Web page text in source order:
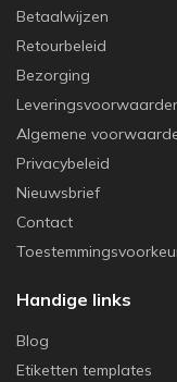
Betaalwijzen
Retourbeleid
Bezorging
Algemene
Privacybeleid
Nieuwsbrief
Contact
Handige links
Blog
Etiketten templates